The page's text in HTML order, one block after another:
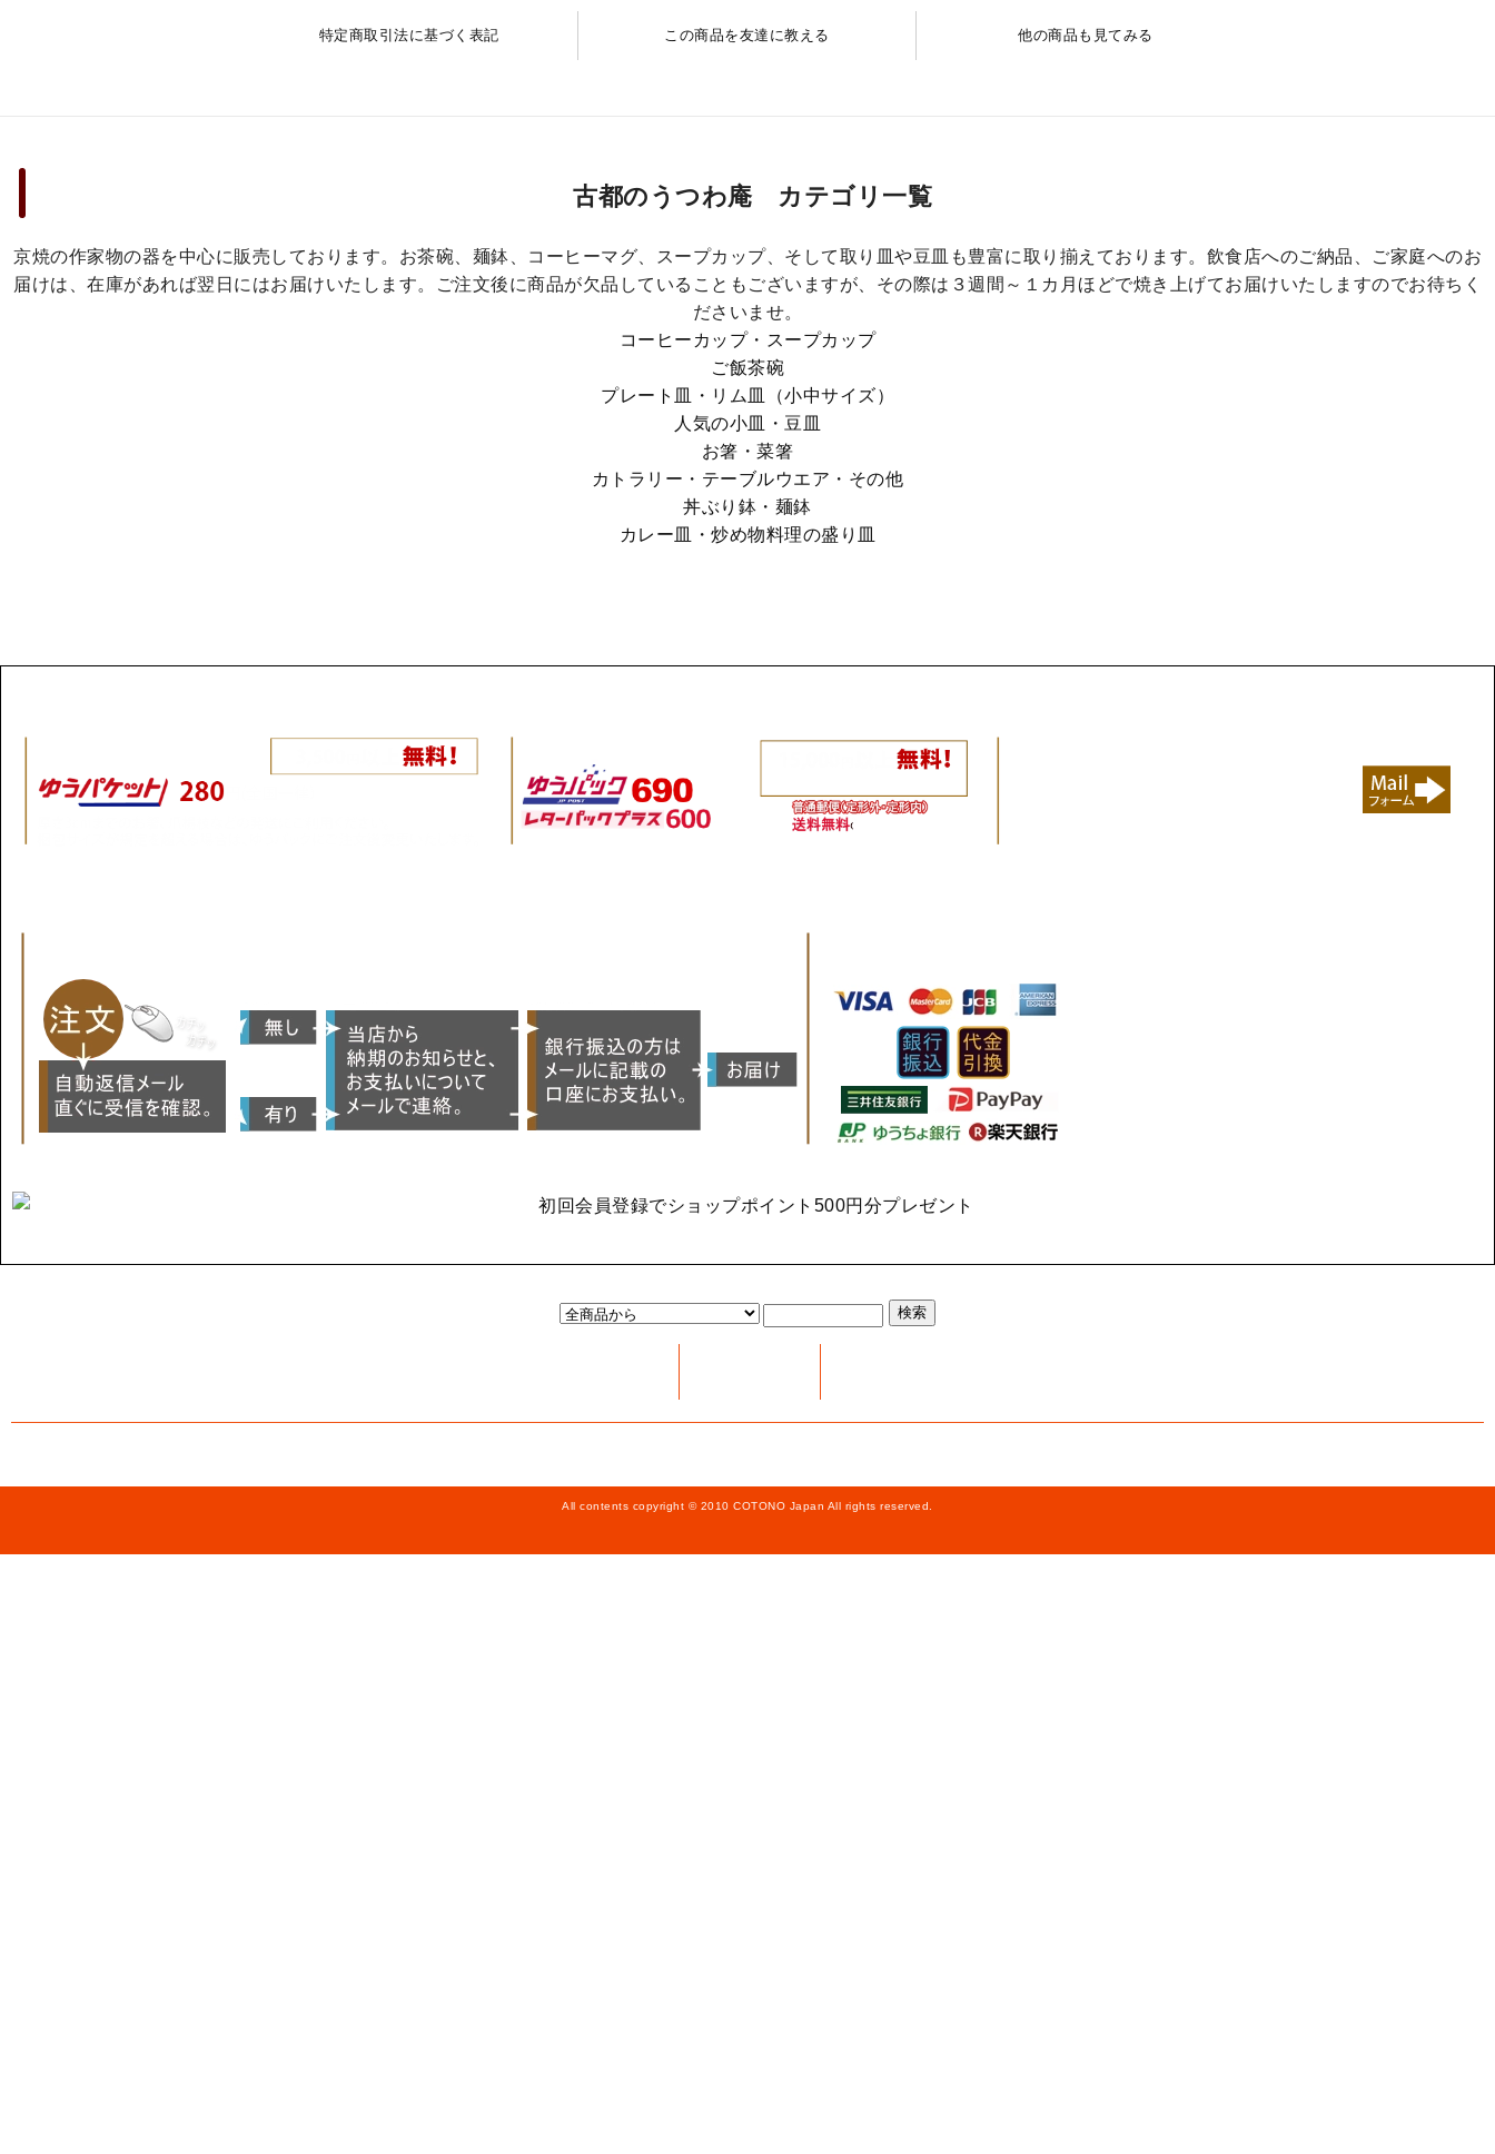
特定商取引法に基づく表記 この商品を友達に教える 他の商品も見てみる
古都のうつわ庵 カテゴリ一覧
京焼の作家物の器を中心に販売しております。お茶碗、麺鉢、コーヒーマグ、スープカップ、そして取り皿や豆皿も豊富に取り揃えております。飲食店へのご納品、ご家庭へのお
届けは、在庫があれば翌日にはお届けいたします。ご注文後に商品が欠品していることもございますが、その際は３週間～１カ月ほどで焼き上げてお届けいたしますのでお待ちく
ださいませ。
コーヒーカップ・スープカップ
ご飯茶碗
プレート皿・リム皿（小中サイズ）
人気の小皿・豆皿
お箸・菜箸
カトラリー・テーブルウエア・その他
丼ぶり鉢・麺鉢
カレー皿・炒め物料理の盛り皿
All contents copyright © 2010 COTONO Japan All rights reserved.